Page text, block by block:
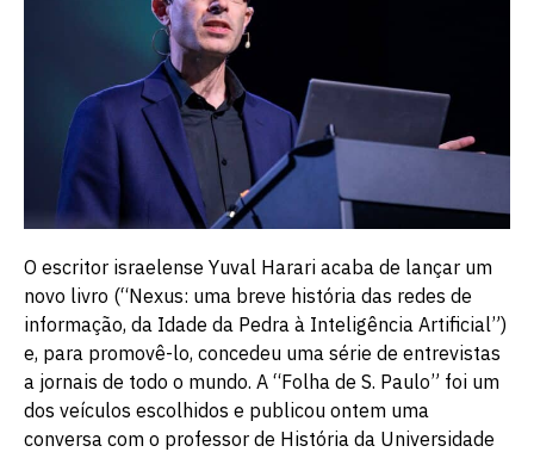
O escritor israelense Yuval Harari acaba de lançar um
novo livro (“Nexus: uma breve história das redes de
informação, da Idade da Pedra à Inteligência Artificial”)
e, para promovê-lo, concedeu uma série de entrevistas
a jornais de todo o mundo. A “Folha de S. Paulo” foi um
dos veículos escolhidos e publicou ontem uma
conversa com o professor de História da Universidade